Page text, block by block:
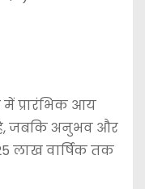
में प्रारंभिक आय
है, जबकि अनुभव और
लाख वार्षिक तक